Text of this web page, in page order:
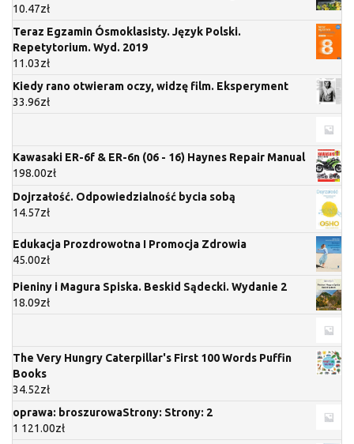
10.47zł
Teraz Egzamin Ósmoklasisty. Język Polski.
Repetytorium. Wyd. 2019
11.03zł
Kiedy rano otwieram oczy, widzę film. Eksperyment
33.96zł
Kawasaki ER-6f & ER-6n (06 - 16) Haynes Repair Manual
198.00zł
Dojrzałość. Odpowiedzialność bycia sobą
14.57zł
Edukacja Prozdrowotna I Promocja Zdrowia
45.00zł
Pieniny i Magura Spiska. Beskid Sądecki. Wydanie 2
18.09zł
The Very Hungry Caterpillar's First 100 Words Puffin
Books
34.52zł
oprawa: broszurowaStrony: Strony: 2
1 121.00zł